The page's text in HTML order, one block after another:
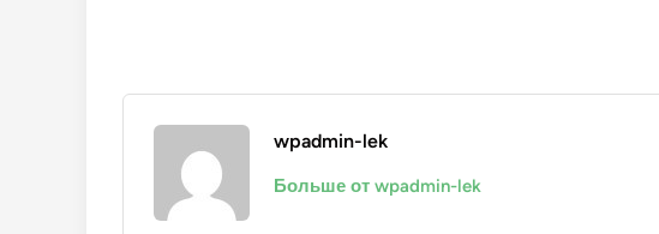
wpadmin-lek
Больше от wpadmin-lek